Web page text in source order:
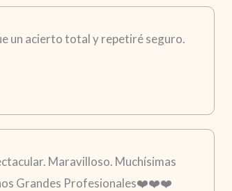
un acierto total y repetiré seguro.
Maravilloso. Muchísimas
Grandes Profesionales❤️❤️❤️